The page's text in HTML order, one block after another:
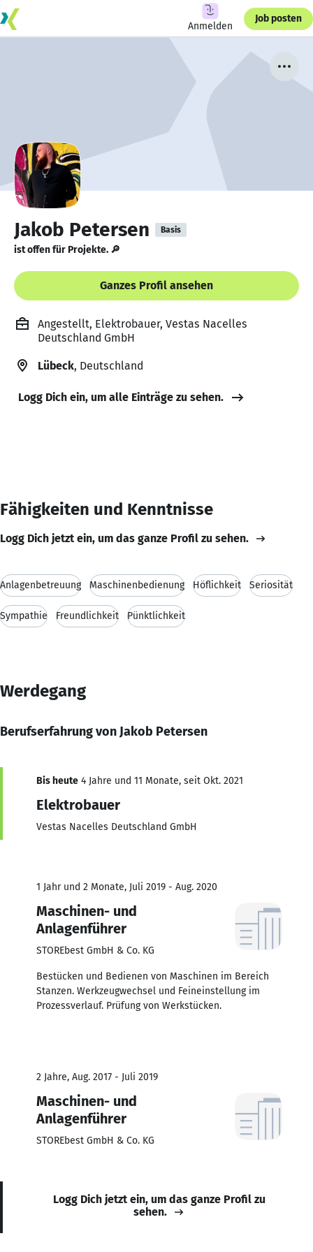
Anmelden
Job posten
Jakob Petersen Basis
ist offen für Projekte. 🔎
Ganzes Profil ansehen
Angestellt, Elektrobauer, Vestas Nacelles
Deutschland GmbH
Lübeck, Deutschland
Logg Dich ein, um alle Einträge zu sehen.
Fähigkeiten und Kenntnisse
Logg Dich jetzt ein, um das ganze Profil zu sehen.
Anlagenbetreuung Maschinenbedienung Höflichkeit Seriosität
Sympathie Freundlichkeit Pünktlichkeit
Werdegang
Berufserfahrung von Jakob Petersen
Bis heute 4 Jahre und 11 Monate, seit Okt. 2021
Elektrobauer
Vestas Nacelles Deutschland GmbH
1 Jahr und 2 Monate, Juli 2019 - Aug. 2020
Maschinen- und
Anlagenführer
STOREbest GmbH & Co. KG
Bestücken und Bedienen von Maschinen im Bereich
Stanzen. Werkzeugwechsel und Feineinstellung im
Prozessverlauf. Prüfung von Werkstücken.
2 Jahre, Aug. 2017 - Juli 2019
Maschinen- und
Anlagenführer
STOREbest GmbH & Co. KG
Logg Dich jetzt ein, um das ganze Profil zu
sehen.